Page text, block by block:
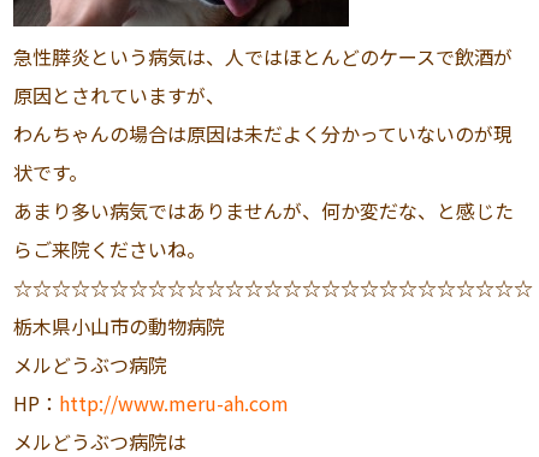
急性膵炎という病気は、人ではほとんどのケースで飲酒が
原因とされていますが、
わんちゃんの場合は原因は未だよく分かっていないのが現
状です。
あまり多い病気ではありませんが、何か変だな、と感じた
らご来院くださいね。
☆☆☆☆☆☆☆☆☆☆☆☆☆☆☆☆☆☆☆☆☆☆☆☆☆☆☆
栃木県小山市の動物病院
メルどうぶつ病院
HP： http://www.meru-ah.com
メルどうぶつ病院は